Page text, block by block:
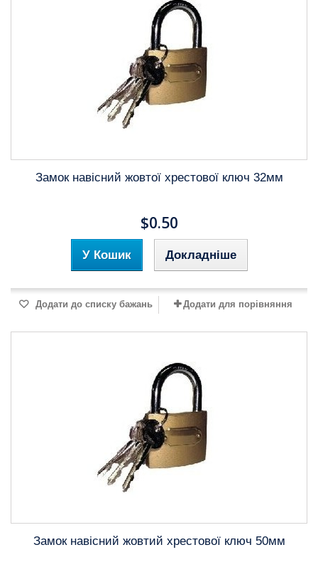
Замок навісний жовтої хрестової ключ 32мм
$0.50
У Кошик Докладніше
Додати до списку бажань Додати для порівняння
Замок навісний жовтий хрестової ключ 50мм